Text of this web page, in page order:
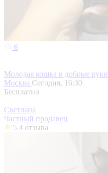
6
Молодая кошка в добрые руки
Москва Сегодня, 16:30
Бесплатно
Светлана
Частный продавец
5 4 отзыва